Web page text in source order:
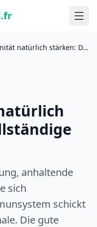
Die Immunität natürlich stärken: Der vollständige Leitfaden
anhaltende
sich
schickt
Die gute